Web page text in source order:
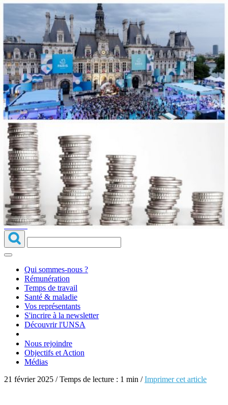
Qui sommes-
nous ?
S'inscrire à la
newsletter
Découvrir
l'UNSA
Rémunération
|
Temps de travail
|
Santé & maladie
|
Vos représentants
Nous rejoindre
Objectifs et Action
Médias
Qui sommes-nous ?
Rémunération
Temps de travail
Santé & maladie
Vos représentants
S'incrire à la newsletter
Découvrir l'UNSA
Nous rejoindre
Objectifs et Action
Médias
21 février 2025 / Temps de lecture : 1 min /Imprimer cet article